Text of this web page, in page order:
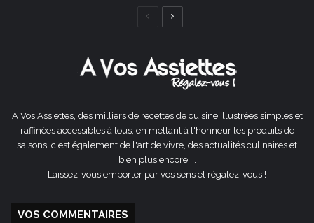
Page
A Vos Assiettes, des milliers de recettes de cuisine illustrées simples et
raffinées accessibles à tous, en mettant à l'honneur les produits de
saisons, c'est également de l'art de vivre, des actualités culinaires et
bien plus encore ...
Laissez-vous emporter par vos sens et régalez-vous !
VOS COMMENTAIRES